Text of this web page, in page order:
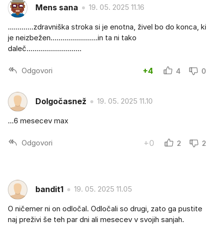
Mens sana 19. 05. 2025 11.16
.............zdravniška stroka si je enotna, živel bo do konca, ki
je neizbežen........................in ta ni tako
daleč............................
Odgovori +4 4 0
Dolgočasnež 19. 05. 2025 11.10
...6 mesecev max
Odgovori +0 2 2
bandit1 19. 05. 2025 11.05
O ničemer ni on odločal. Odločali so drugi, zato ga pustite
naj preživi še teh par dni ali mesecev v svojih sanjah.